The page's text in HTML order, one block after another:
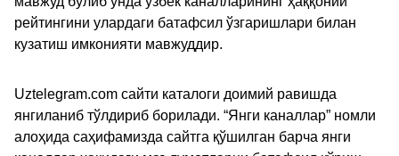
рейтингини улардаги батафсил ўзгаришлари билан
кузатиш имконияти мавжуддир.
Uztelegram.com сайти каталоги доимий равишда
янгиланиб тўлдириб борилади. “Янги каналлар” номли
алоҳида саҳифамизда сайтга қўшилган барча янги